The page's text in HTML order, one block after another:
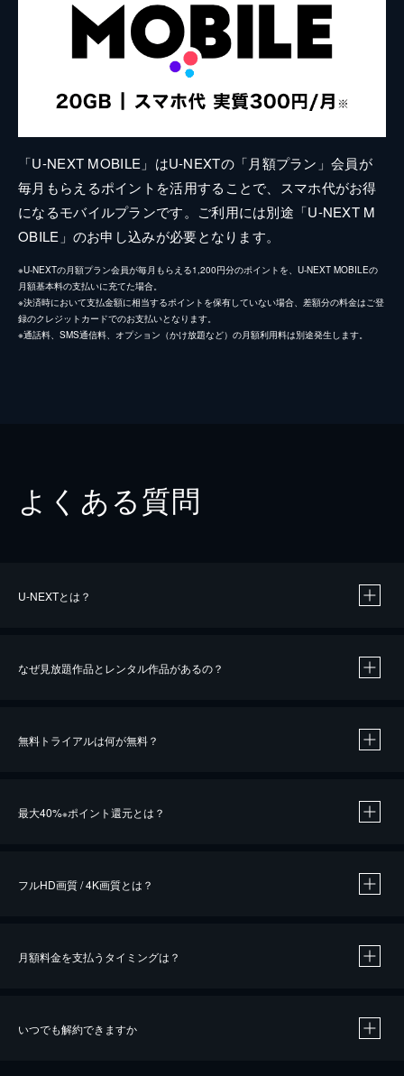
「U-NEXT MOBILE」はU-NEXTの「月額プラン」会員が
毎月もらえるポイントを活用することで、スマホ代がお得
になるモバイルプランです。ご利用には別途「U-NEXT M
OBILE」のお申し込みが必要となります。
※U-NEXTの月額プラン会員が毎月もらえる1,200円分のポイントを、U-NEXT MOBILEの
月額基本料の支払いに充てた場合。
※決済時において支払金額に相当するポイントを保有していない場合、差額分の料金はご登
録のクレジットカードでのお支払いとなります。
※通話料、SMS通信料、オプション（かけ放題など）の月額利用料は別途発生します。
よくある質問
U-NEXTとは？
なぜ見放題作品とレンタル作品があるの？
無料トライアルは何が無料？
最大40%※ポイント還元とは？
※40％ポイント還元の対象は、クレジットカード決済による作品の購入 / レンタルです。
フルHD画質 / 4K画質とは？
月額料金を支払うタイミングは？
いつでも解約できますか